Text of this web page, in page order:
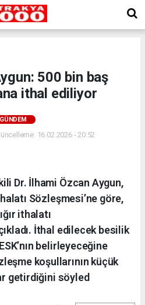
500 bin baş
ithal ediliyor
GÜNDEM
16.02.2026 - 20:52
Dr. İlhami Özcan Aygun,
Sözleşmesi’ne göre,
ithalatı
İthal edilecek besilik
belirleyeceğine
koşullarının küçük
getirdiğini söyled